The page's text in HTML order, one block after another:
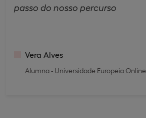
passo do nosso percurso
Vera Alves
Alumna - Universidade Europeia Online